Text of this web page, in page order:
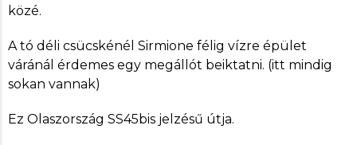
közé.
A tó déli csücskénél Sirmione félig vízre épület
váránál érdemes egy megállót beiktatni. (itt mindig
sokan vannak)
Ez Olaszország SS45bis jelzésű útja.